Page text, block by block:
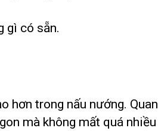
gì có sẵn.
hơn trong nấu nướng. Quan
mà không mất quá nhiều